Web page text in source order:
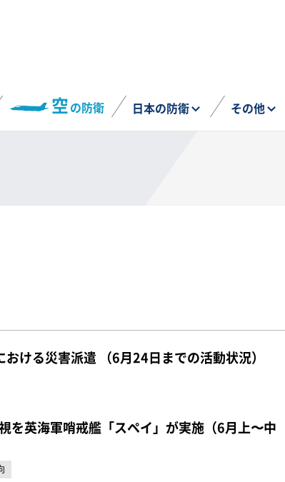
空の防衛 日本の防衛 その他
ける災害派遣 （6月24日までの活動状況）
を英海軍哨戒艦「スペイ」が実施（6月上〜中